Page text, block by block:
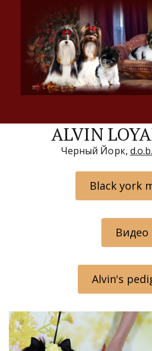
ALVIN
Черный Йорк,
Black york
Видео
Alvin's